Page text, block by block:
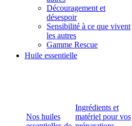
Découragement et
désespoir
Sensibilité à ce que vivent
les autres
Gamme Rescue
Huile essentielle
Nos huiles
Ingrédients et
matériel pour vos